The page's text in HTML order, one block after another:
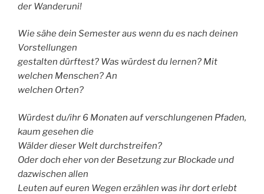
der Wanderuni!
Wie sähe dein Semester aus wenn du es nach deinen
Vorstellungen
gestalten dürftest? Was würdest du lernen? Mit
welchen Menschen? An
welchen Orten?
Würdest du/ihr 6 Monaten auf verschlungenen Pfaden,
kaum gesehen die
Wälder dieser Welt durchstreifen?
Oder doch eher von der Besetzung zur Blockade und
dazwischen allen
Leuten auf euren Wegen erzählen was ihr dort erlebt